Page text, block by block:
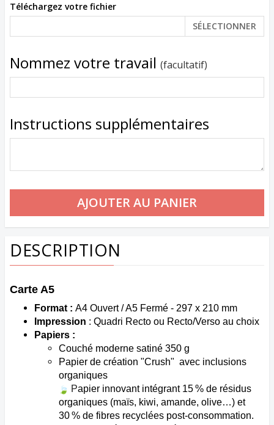
Téléchargez votre fichier
SÉLECTIONNER
Nommez votre travail (facultatif)
Instructions supplémentaires
DESCRIPTION
Carte A5
Format : A4 Ouvert / A5 Fermé - 297 x 210 mm
Impression : Quadri Recto ou Recto/Verso au choix
Papiers :
Couché moderne satiné 350 g
Papier de création "Crush" avec inclusions
organiques
Papier innovant intégrant 15 % de résidus
organiques (maïs, kiwi, amande, olive…) et
30 % de fibres recyclées post-consommation.